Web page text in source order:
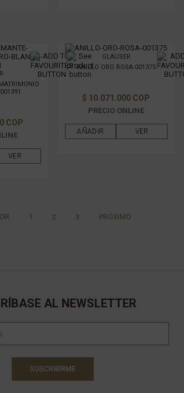
COP
VER
GLAUSER
ANILLO ORO ROSA 001375
$ 10.071.000 COP
PRECIO ONLINE
AÑADIR VER
1 2 3 PRÓXIMO
AL NEWSLETTER
SUSCRIBIRME